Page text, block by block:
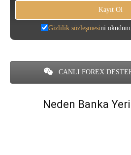
Gizlilik sözleşmesini
CANLI FOREX
Neden Banka